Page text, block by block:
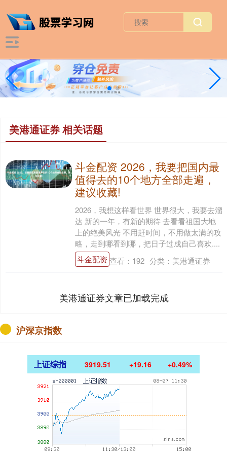
美港通证券 相关话题
斗金配资 2026，我要把国内最
值得去的10个地方全部走遍，
建议收藏!
2026，我想这样看世界 世界很大，我要去溜
达 新的一年，有新的期待 去看看祖国大地
上的绝美风光 不用赶时间，不用做太满的攻
略，走到哪看到哪，把日子过成自己喜欢....
斗金配资 查看： 192 分类： 美港通证券
美港通证券文章已加载完成
沪深京指数
上证综指 3919.51 +19.16 +0.49%